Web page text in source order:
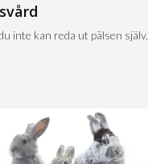
inte kan reda ut pälsen själv.